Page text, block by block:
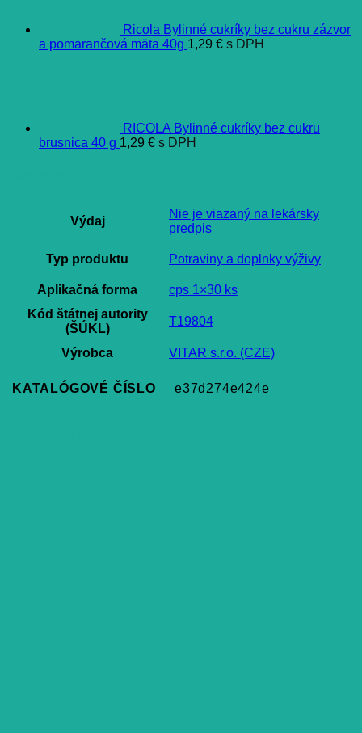
Ricola Bylinné cukríky bez cukru zázvor
a pomarančová mäta 40g 1,29 € s DPH
RICOLA Bylinné cukríky bez cukru
brusnica 40 g 1,29 € s DPH
Výdaj
Nie je viazaný na lekársky
predpis
Typ produktu Potraviny a doplnky výživy
Aplikačná forma
cps 1×30 ks
Kód štátnej autority
(ŠÚKL)
T19804
Výrobca VITAR s.r.o. (CZE)
KATALÓGOVÉ ČÍSLO e37d274e424e